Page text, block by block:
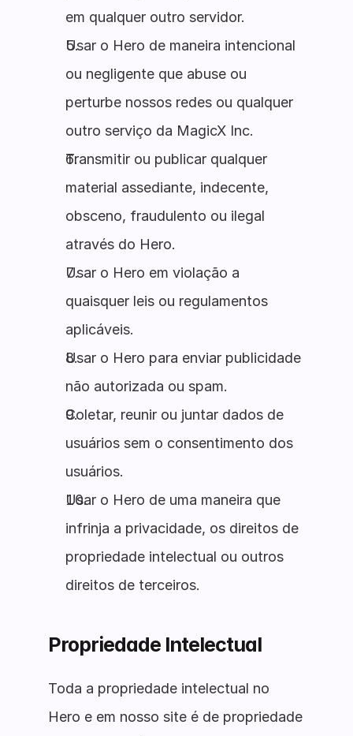
em qualquer outro servidor.
Usar o Hero de maneira intencional
ou negligente que abuse ou
perturbe nossos redes ou qualquer
outro serviço da MagicX Inc.
Transmitir ou publicar qualquer
material assediante, indecente,
obsceno, fraudulento ou ilegal
através do Hero.
Usar o Hero em violação a
quaisquer leis ou regulamentos
aplicáveis.
Usar o Hero para enviar publicidade
não autorizada ou spam.
Coletar, reunir ou juntar dados de
usuários sem o consentimento dos
usuários.
Usar o Hero de uma maneira que
infrinja a privacidade, os direitos de
propriedade intelectual ou outros
direitos de terceiros.
Propriedade Intelectual
Toda a propriedade intelectual no
Hero e em nosso site é de propriedade